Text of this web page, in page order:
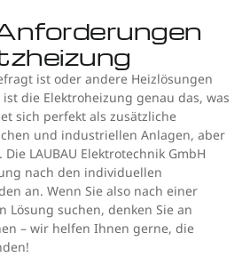
ist oder andere Heizlösungen
die Elektroheizung genau das, was
sich perfekt als zusätzliche
und industriellen Anlagen, aber
LAUBAU Elektrotechnik GmbH
nach den individuellen
an. Wenn Sie also nach einer
Lösung suchen, denken Sie an
– wir helfen Ihnen gerne, die